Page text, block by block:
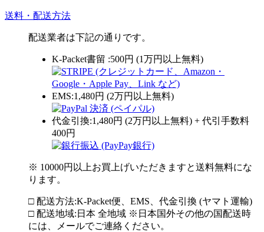
送料・配送方法
配送業者は下記の通りです。
K-Packet書留 :500円 (1万円以上無料)
EMS:1,480円 (2万円以上無料)
代金引換:1,480円 (2万円以上無料) + 代引手数料
400円
※ 10000円以上お買上げいただきますと送料無料にな
ります。
□ 配送方法:K-Packet便、EMS、代金引換 (ヤマト運輸)
□ 配送地域:日本 全地域 ※日本国外その他の国配送時
には、メールでご連絡ください。